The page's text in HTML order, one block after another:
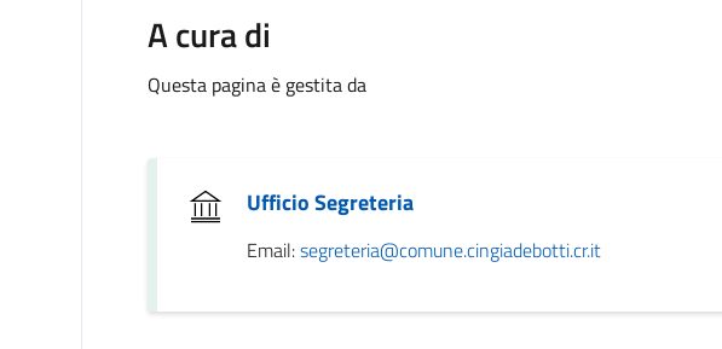
A cura di
Questa pagina è gestita da
Ufficio Segreteria
Email:segreteria@comune.cingiadebotti.cr.it